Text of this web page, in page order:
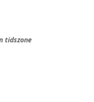
tidszone